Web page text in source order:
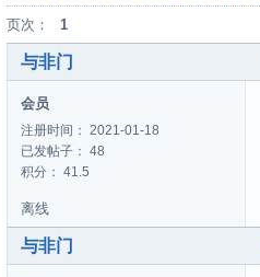
页次： 1
与非门
会员
注册时间： 2021-01-18
已发帖子： 48
积分： 41.5
离线
与非门